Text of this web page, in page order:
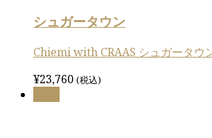
シュガータウン
Chiemi with CRAAS シュガータウ
¥23,760 (税込)